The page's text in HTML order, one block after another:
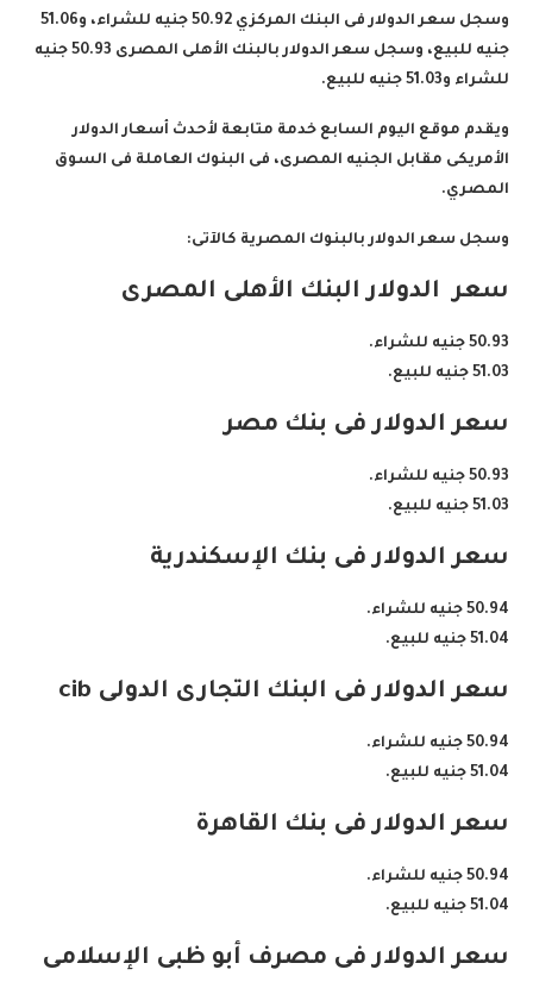
وسجل سعر الدولار فى البنك المركزي 50.92 جنيه للشراء، و51.06
جنيه للبيع، وسجل سعر الدولار بالبنك الأهلى المصرى 50.93 جنيه
للشراء و51.03 جنيه للبيع.
ويقدم موقع اليوم السابع خدمة متابعة لأحدث أسعار الدولار
الأمريكى مقابل الجنيه المصرى، فى البنوك العاملة فى السوق
المصري.
وسجل سعر الدولار بالبنوك المصرية كالآتى:
سعر الدولار البنك الأهلى المصرى
50.93 جنيه للشراء.
51.03 جنيه للبيع.
سعر الدولار فى بنك مصر
50.93 جنيه للشراء.
51.03 جنيه للبيع.
سعر الدولار فى بنك الإسكندرية
50.94 جنيه للشراء.
51.04 جنيه للبيع.
سعر الدولار فى البنك التجارى الدولى cib
50.94 جنيه للشراء.
51.04 جنيه للبيع.
سعر الدولار فى بنك القاهرة
50.94 جنيه للشراء.
51.04 جنيه للبيع.
سعر الدولار فى مصرف أبو ظبى الإسلامى